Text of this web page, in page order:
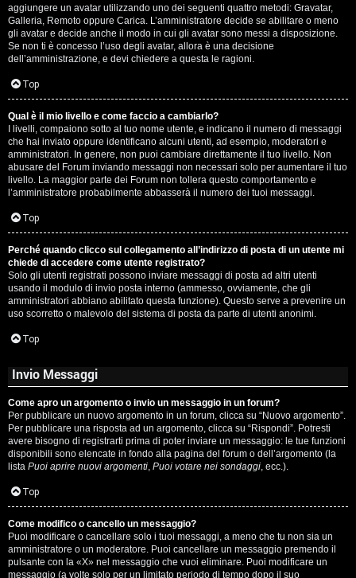
aggiungere un avatar utilizzando uno dei seguenti quattro metodi: Gravatar,
Galleria, Remoto oppure Carica. L’amministratore decide se abilitare o meno
gli avatar e decide anche il modo in cui gli avatar sono messi a disposizione.
Se non ti è concesso l’uso degli avatar, allora è una decisione
dell’amministrazione, e devi chiedere a questa le ragioni.
Top
Qual è il mio livello e come faccio a cambiarlo?
I livelli, compaiono sotto al tuo nome utente, e indicano il numero di messaggi
che hai inviato oppure identificano alcuni utenti, ad esempio, moderatori e
amministratori. In genere, non puoi cambiare direttamente il tuo livello. Non
abusare del Forum inviando messaggi non necessari solo per aumentare il tuo
livello. La maggior parte dei Forum non tollera questo comportamento e
l’amministratore probabilmente abbasserà il numero dei tuoi messaggi.
Top
Perché quando clicco sul collegamento all’indirizzo di posta di un utente mi
chiede di accedere come utente registrato?
Solo gli utenti registrati possono inviare messaggi di posta ad altri utenti
usando il modulo di invio posta interno (ammesso, ovviamente, che gli
amministratori abbiano abilitato questa funzione). Questo serve a prevenire un
uso scorretto o malevolo del sistema di posta da parte di utenti anonimi.
Top
Invio Messaggi
Come apro un argomento o invio un messaggio in un forum?
Per pubblicare un nuovo argomento in un forum, clicca su “Nuovo argomento”.
Per pubblicare una risposta ad un argomento, clicca su “Rispondi”. Potresti
avere bisogno di registrarti prima di poter inviare un messaggio: le tue funzioni
disponibili sono elencate in fondo alla pagina del forum o dell’argomento (la
lista Puoi aprire nuovi argomenti, Puoi votare nei sondaggi, ecc.).
Top
Come modifico o cancello un messaggio?
Puoi modificare o cancellare solo i tuoi messaggi, a meno che tu non sia un
amministratore o un moderatore. Puoi cancellare un messaggio premendo il
pulsante con la «X» nel messaggio che vuoi eliminare. Puoi modificare un
messaggio (a volte solo per un limitato periodo di tempo dopo il suo
g
o
s
t
i
n
o
P
l
a
n
e
t
P
e
r
c
o
r
s